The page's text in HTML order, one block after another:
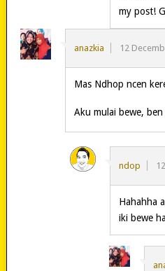
my post!
anazkia 12
Mas Ndhop ncen
Aku mulai bewe,
ndop
Hahahha
iki bewe